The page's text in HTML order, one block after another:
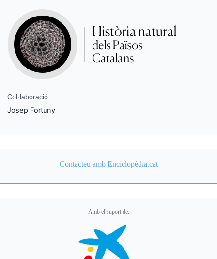
Col·laboració:
Josep Fortuny
Contacteu amb Enciclopèdia.cat
Amb el suport de: